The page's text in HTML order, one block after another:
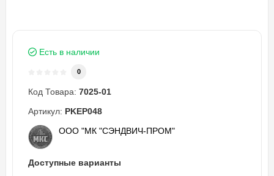
Есть в наличии
0
Код Товара: 7025-01
Артикул: PKEP048
ООО "МК "СЭНДВИЧ-ПРОМ"
Доступные варианты